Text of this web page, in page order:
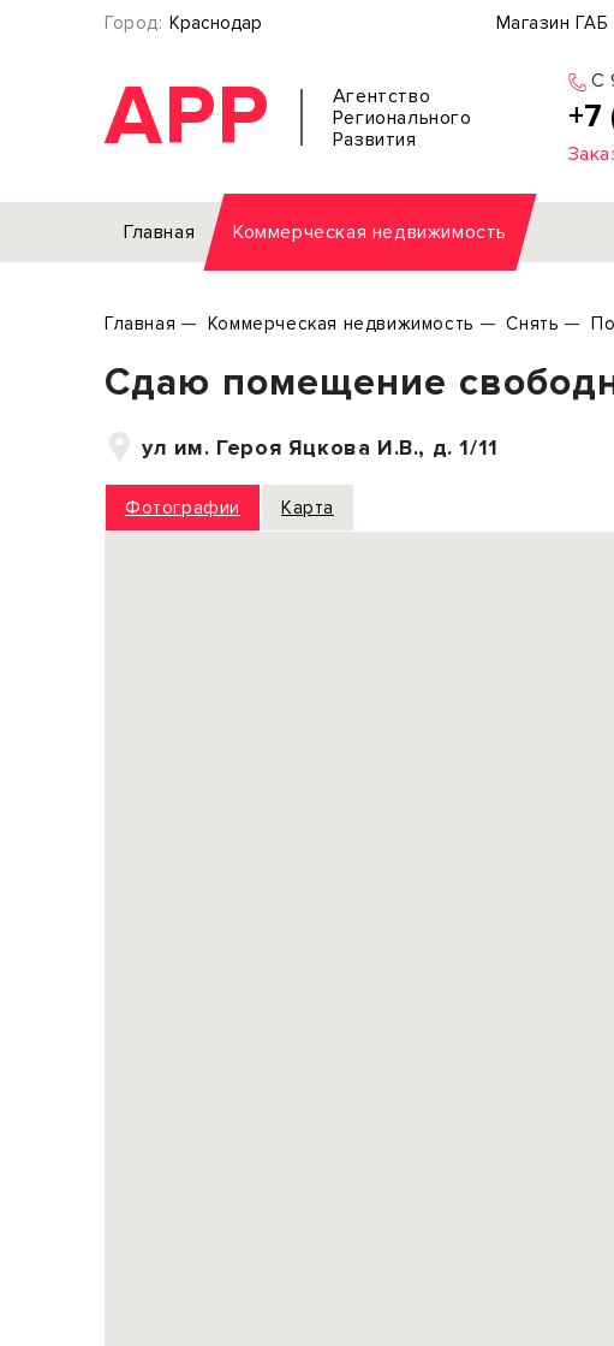
Город: Краснодар Магазин ГАБ
АРР
Агентство
Регионального
Развития
C
+7
Главная Коммерческая недвижимость
Торговое помещение
Склад
Производство
Земельный
Отдельное
Бизнес-центр
Главная Коммерческая недвижимость Снять
Сдаю помещение
ул им. Героя Яцкова И.В., д. 1/11
Фотографии Карта